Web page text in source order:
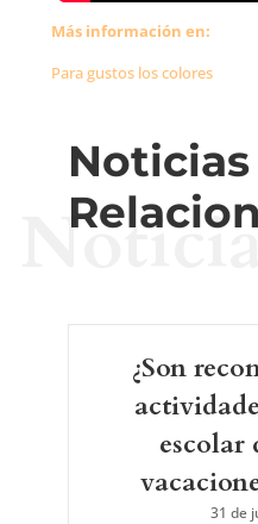
Más información en:
Para gustos los colores
Noticias
¿Son
escolar
31 de